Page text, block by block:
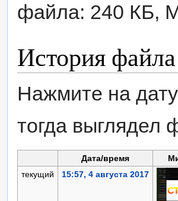
файла: 240 КБ,
История файла
Нажмите на
тогда выглядел
Дата/время
текущий
15:57, 4 августа 2017